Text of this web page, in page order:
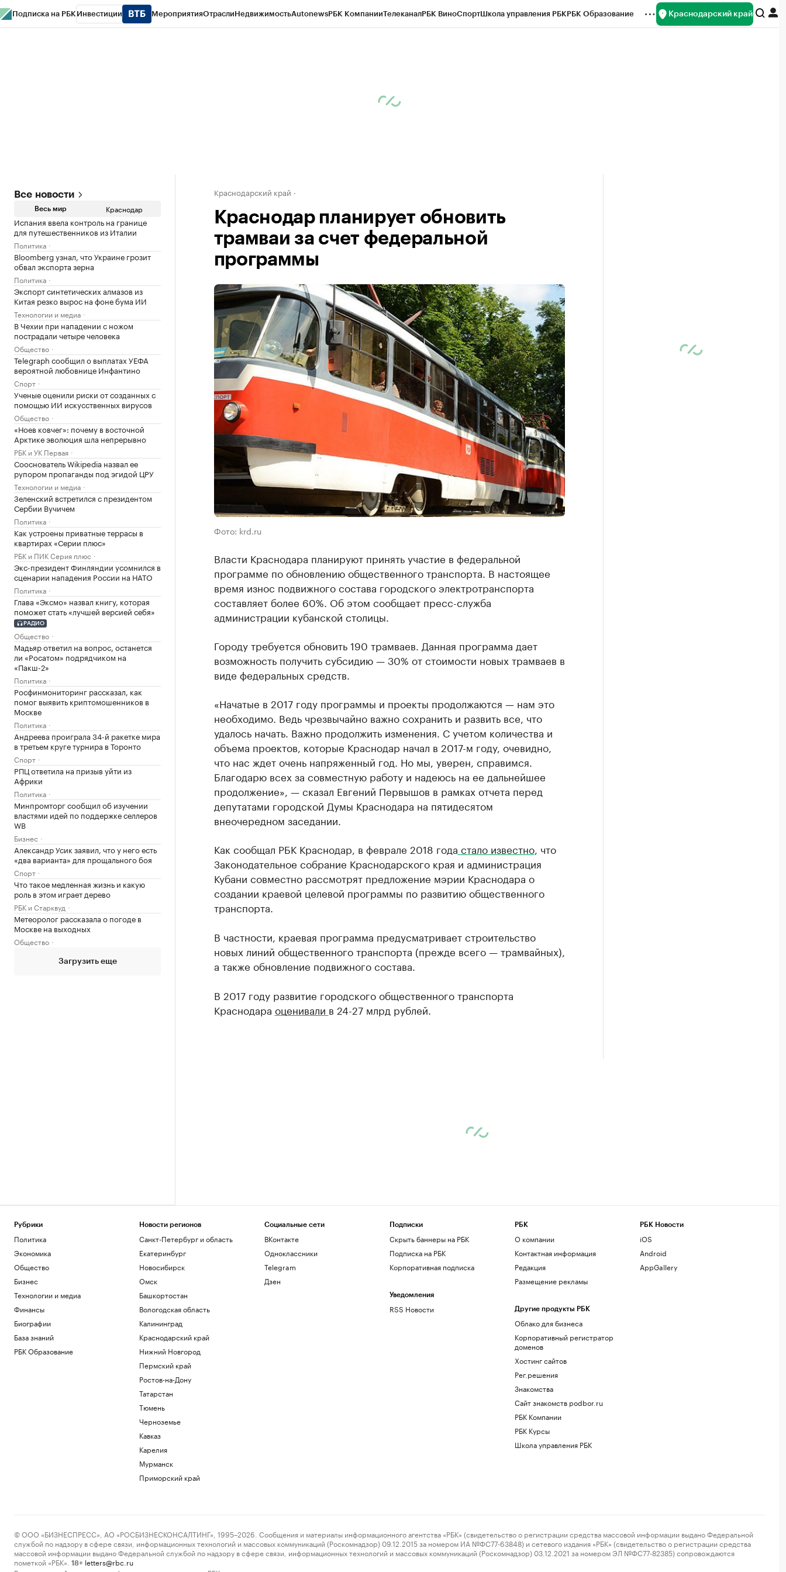
Подписка на РБК Инвестиции МероприятияОтраслиНедвижимостьAutonewsРБК КомпанииТелеканалРБК ВиноСпортШкола управления РБКРБК Образование Краснодарский край
Все новости
Весь мир Краснодар
Испания ввела контроль на границе
для путешественников из Италии
Политика
Bloomberg узнал, что Украине грозит
обвал экспорта зерна
Политика
Экспорт синтетических алмазов из
Китая резко вырос на фоне бума ИИ
Технологии и медиа
В Чехии при нападении с ножом
пострадали четыре человека
Общество
Telegraph сообщил о выплатах УЕФА
вероятной любовнице Инфантино
Спорт
Ученые оценили риски от созданных с
помощью ИИ искусственных вирусов
Общество
«Ноев ковчег»: почему в восточной
Арктике эволюция шла непрерывно
РБК и УК Первая
Сооснователь Wikipedia назвал ее
рупором пропаганды под эгидой ЦРУ
Технологии и медиа
Зеленский встретился с президентом
Сербии Вучичем
Политика
Как устроены приватные террасы в
квартирах «Серии плюс»
РБК и ПИК Серия плюс
Экс-президент Финляндии усомнился в
сценарии нападения России на НАТО
Политика
Глава «Эксмо» назвал книгу, которая
поможет стать «лучшей версией себя»
РАДИО
Общество
Мадьяр ответил на вопрос, останется
ли «Росатом» подрядчиком на
«Пакш-2»
Политика
Росфинмониторинг рассказал, как
помог выявить криптомошенников в
Москве
Политика
Андреева проиграла 34-й ракетке мира
в третьем круге турнира в Торонто
Спорт
РПЦ ответила на призыв уйти из
Африки
Политика
Минпромторг сообщил об изучении
властями идей по поддержке селлеров
WB
Бизнес
Александр Усик заявил, что у него есть
«два варианта» для прощального боя
Спорт
Что такое медленная жизнь и какую
роль в этом играет дерево
РБК и Старквуд
Метеоролог рассказала о погоде в
Москве на выходных
Общество
Загрузить еще
Краснодарский край
Краснодар планирует обновить
трамваи за счет федеральной
программы
Фото: krd.ru
Власти Краснодара планируют принять участие в федеральной
программе по обновлению общественного транспорта. В настоящее
время износ подвижного состава городского электротранспорта
составляет более 60%. Об этом сообщает пресс-служба
администрации кубанской столицы.
Городу требуется обновить 190 трамваев. Данная программа дает
возможность получить субсидию — 30% от стоимости новых трамваев в
виде федеральных средств.
«Начатые в 2017 году программы и проекты продолжаются — нам это
необходимо. Ведь чрезвычайно важно сохранить и развить все, что
удалось начать. Важно продолжить изменения. С учетом количества и
объема проектов, которые Краснодар начал в 2017-м году, очевидно,
что нас ждет очень напряженный год. Но мы, уверен, справимся.
Благодарю всех за совместную работу и надеюсь на ее дальнейшее
продолжение», — сказал Евгений Первышов в рамках отчета перед
депутатами городской Думы Краснодара на пятидесятом
внеочередном заседании.
Как сообщал РБК Краснодар, в феврале 2018 года стало известно, что
Законодательное собрание Краснодарского края и администрация
Кубани совместно рассмотрят предложение мэрии Краснодара о
создании краевой целевой программы по развитию общественного
транспорта.
В частности, краевая программа предусматривает строительство
новых линий общественного транспорта (прежде всего — трамвайных),
а также обновление подвижного состава.
В 2017 году развитие городского общественного транспорта
Краснодара оценивали в 24-27 млрд рублей.
Рубрики
Политика
Экономика
Общество
Бизнес
Технологии и медиа
Финансы
Биографии
База знаний
РБК Образование
Новости регионов
Санкт-Петербург и область
Екатеринбург
Новосибирск
Омск
Башкортостан
Вологодская область
Калининград
Краснодарский край
Нижний Новгород
Пермский край
Ростов-на-Дону
Татарстан
Тюмень
Черноземье
Кавказ
Карелия
Мурманск
Приморский край
Социальные сети
ВКонтакте
Одноклассники
Telegram
Дзен
Подписки
Скрыть баннеры на РБК
Подписка на РБК
Корпоративная подписка
Уведомления
RSS Новости
РБК
О компании
Контактная информация
Редакция
Размещение рекламы
Другие продукты РБК
Облако для бизнеса
Корпоративный регистратор
доменов
Хостинг сайтов
Рег.решения
Знакомства
Сайт знакомств podbor.ru
РБК Компании
РБК Курсы
Школа управления РБК
РБК Новости
iOS
Android
AppGallery
© ООО «БИЗНЕСПРЕСС», АО «РОСБИЗНЕСКОНСАЛТИНГ», 1995–2026. Сообщения и материалы информационного агентства «РБК» (свидетельство о регистрации средства массовой информации выдано Федеральной
службой по надзору в сфере связи, информационных технологий и массовых коммуникаций (Роскомнадзор) 09.12.2015 за номером ИА №ФС77-63848) и сетевого издания «РБК» (свидетельство о регистрации средства
массовой информации выдано Федеральной службой по надзору в сфере связи, информационных технологий и массовых коммуникаций (Роскомнадзор) 03.12.2021 за номером ЭЛ №ФС77-82385) сопровождаются
пометкой «РБК».
18+ letters@rbc.ru